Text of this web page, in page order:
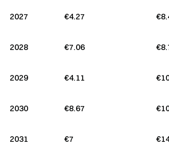
2027 €4.27
2028 €7.06
2029 €4.11
2030 €8.67
2031 €7